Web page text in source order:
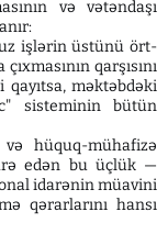
və vətəndaşı
işlərin üstünü ört-
qarşısını
məktəbdəki
sisteminin bütün
hüquq-mühafizə
edən bu üçlük —
idarənin müavini
qərarlarını hansı